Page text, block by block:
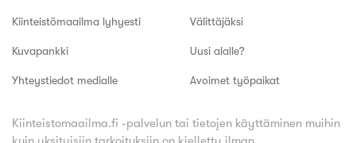
Kiinteistömaailma lyhyesti
Kuvapankki
Yhteystiedot medialle
Välittäjäksi
Uusi alalle?
Avoimet työpaikat
Kiinteistomaailma.fi -palvelun tai tietojen käyttäminen muihin